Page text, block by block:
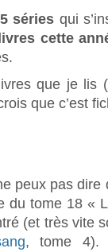
séries qui
cette
que je lis
que c’est
peux pas
du tome 18 «
(et très vite
, tome 4).